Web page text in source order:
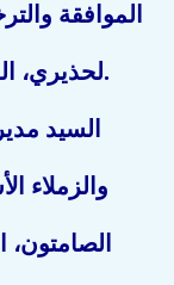
الموافقة
لحذيري، اللذين مهدا كل السبل لإنجاح الزيارة.
السيد
والزملاء